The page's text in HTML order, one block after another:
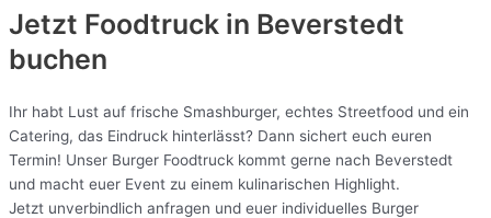
Jetzt Foodtruck in Beverstedt
buchen
Ihr habt Lust auf frische Smashburger, echtes Streetfood und ein
Catering, das Eindruck hinterlässt? Dann sichert euch euren
Termin! Unser Burger Foodtruck kommt gerne nach Beverstedt
und macht euer Event zu einem kulinarischen Highlight.
Jetzt unverbindlich anfragen und euer individuelles Burger